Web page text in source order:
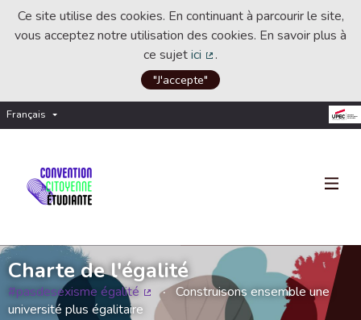
Ce site utilise des cookies. En continuant à parcourir le site,
vous acceptez notre utilisation des cookies. En savoir plus à
ce sujetici
(Lien externe)
.
"J'accepte"
Français Choisir la langue
Charte de l'égalité
#pasdesexisme égalité
(Lien externe)
Construisons ensemble une
université plus égalitaire